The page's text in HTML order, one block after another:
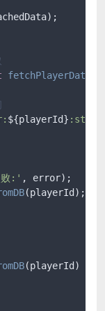
${playerId}
败:' , error);
(playerId);
(playerId ) {